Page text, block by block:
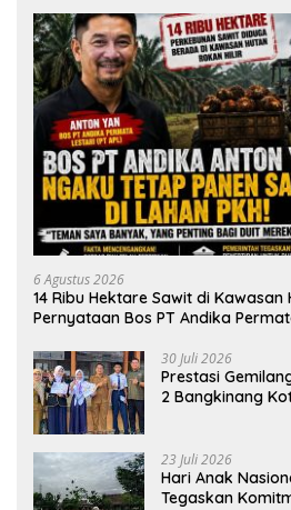
6 Agustus 2026
14 Ribu Hektare Sawit di
Pernyataan Bos PT Andika
30 Juli 2026
Prestasi
2 Bangkinang
23 Juli 2026
Hari Anak
Tegaskan